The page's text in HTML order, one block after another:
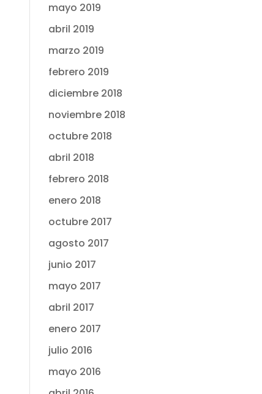
mayo 2019
abril 2019
marzo 2019
febrero 2019
diciembre 2018
noviembre 2018
octubre 2018
abril 2018
febrero 2018
enero 2018
octubre 2017
agosto 2017
junio 2017
mayo 2017
abril 2017
enero 2017
julio 2016
mayo 2016